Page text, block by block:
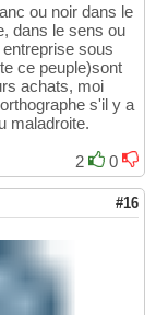
ou noir dans le
dans le sens ou
sous
ce peuple)sont
achats, moi
s'il y a
maladroite.
2
0
#16